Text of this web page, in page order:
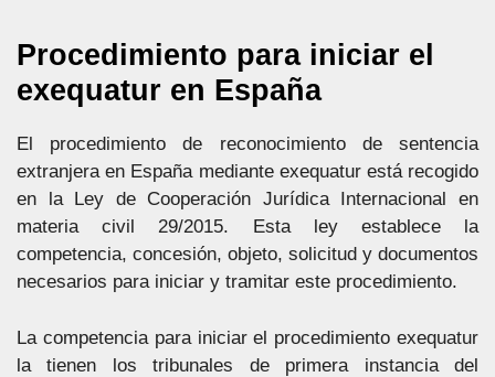
Procedimiento para iniciar el
exequatur en España
El procedimiento de reconocimiento de sentencia
extranjera en España mediante exequatur está recogido
en la Ley de Cooperación Jurídica Internacional en
materia civil 29/2015. Esta ley establece la
competencia, concesión, objeto, solicitud y documentos
necesarios para iniciar y tramitar este procedimiento.
La competencia para iniciar el procedimiento exequatur
la tienen los tribunales de primera instancia del